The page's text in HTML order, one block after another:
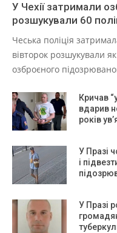
У Чехії затримали
розшукували 60
Чеська поліція
вівторок розшукували
озброєного
Кричав
вдарив
років
У Празі
і
У Празі